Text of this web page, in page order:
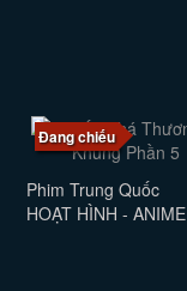
Đang chiếu
Phim Trung Quốc
HOẠT HÌNH - ANIME